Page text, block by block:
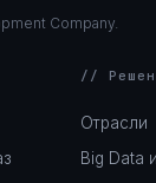
Company.
//
Отрасли
Big Data